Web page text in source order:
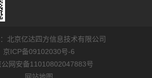
北京亿达四方信息技术有限公司
京ICP备09102030号-6
网安备11010802047883号